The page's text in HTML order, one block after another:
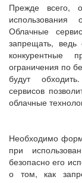
Прежде всего,
использования
Облачные
запрещать, ведь
конкурентные
ограничения по
будут
сервисов
облачные
Необходимо
при
безопасно его
о том, как